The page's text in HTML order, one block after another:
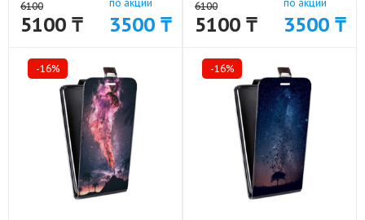
6100
5100 ₸
по акции
3500 ₸
6100
5100 ₸
по акции
3500 ₸
-16% -16%